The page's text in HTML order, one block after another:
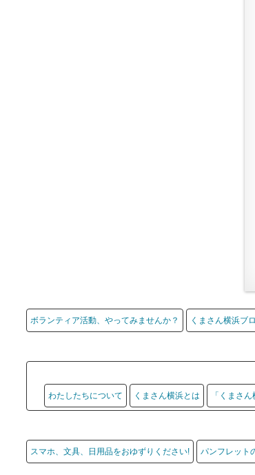
ボランティア活動、やってみませんか？ くまさん横浜ブ
わたしたちについて くまさん横浜とは 「くまさ
スマホ、文具、日用品をおゆずりください! パンフレット